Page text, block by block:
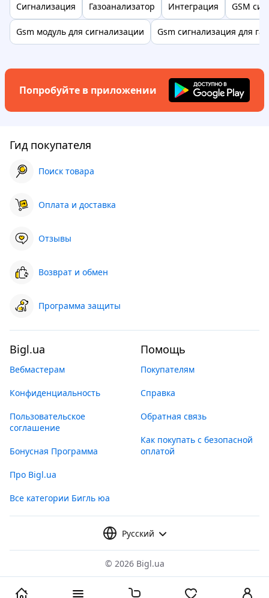
Сигнализация Газоанализатор Интеграция GSM
Gsm модуль для сигнализации Gsm сигнализация для
Попробуйте в приложении
Гид покупателя
Поиск товара
Оплата и доставка
Отзывы
Возврат и обмен
Программа защиты
Bigl.ua
Вебмастерам
Конфиденциальность
Пользовательское
соглашение
Бонусная Программа
Про Bigl.ua
Все категории Бигль юа
Помощь
Покупателям
Справка
Обратная связь
Как покупать с безопасной
оплатой
Русский
© 2026 Bigl.ua